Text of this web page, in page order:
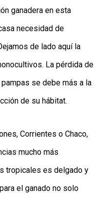
ganadera en esta
necesidad de
de lado aquí la
La pérdida de
se debe más a la
de su hábitat.
Corrientes o Chaco,
mucho más
tropicales es delgado y
el ganado no solo